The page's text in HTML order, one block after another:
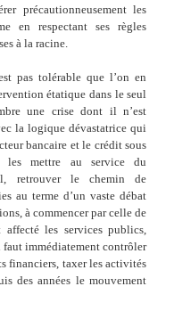
précautionneusement les
en respectant ses règles
à la racine.
pas tolérable que l’on en
étatique dans le seul
une crise dont il n’est
la logique dévastatrice qui
bancaire et le crédit sous
mettre au service du
retrouver le chemin de
au terme d’un vaste débat
à commencer par celle de
les services publics,
immédiatement contrôler
financiers, taxer les activités
des années le mouvement